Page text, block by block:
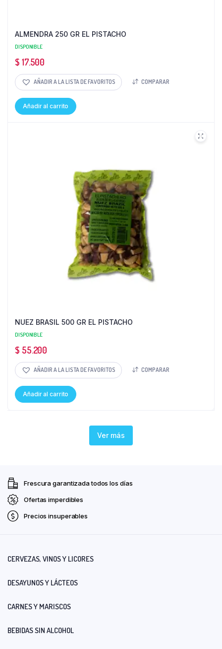
ALMENDRA 250 GR EL PISTACHO
DISPONIBLE
$ 17.500
AÑADIR A LA LISTA DE FAVORITOS COMPARAR
Añadir al carrito
NUEZ BRASIL 500 GR EL PISTACHO
DISPONIBLE
$ 55.200
AÑADIR A LA LISTA DE FAVORITOS COMPARAR
Añadir al carrito
Ver más
Frescura garantizada todos los días
Ofertas imperdibles
Precios insuperables
CERVEZAS, VINOS Y LICORES
DESAYUNOS Y LÁCTEOS
CARNES Y MARISCOS
BEBIDAS SIN ALCOHOL